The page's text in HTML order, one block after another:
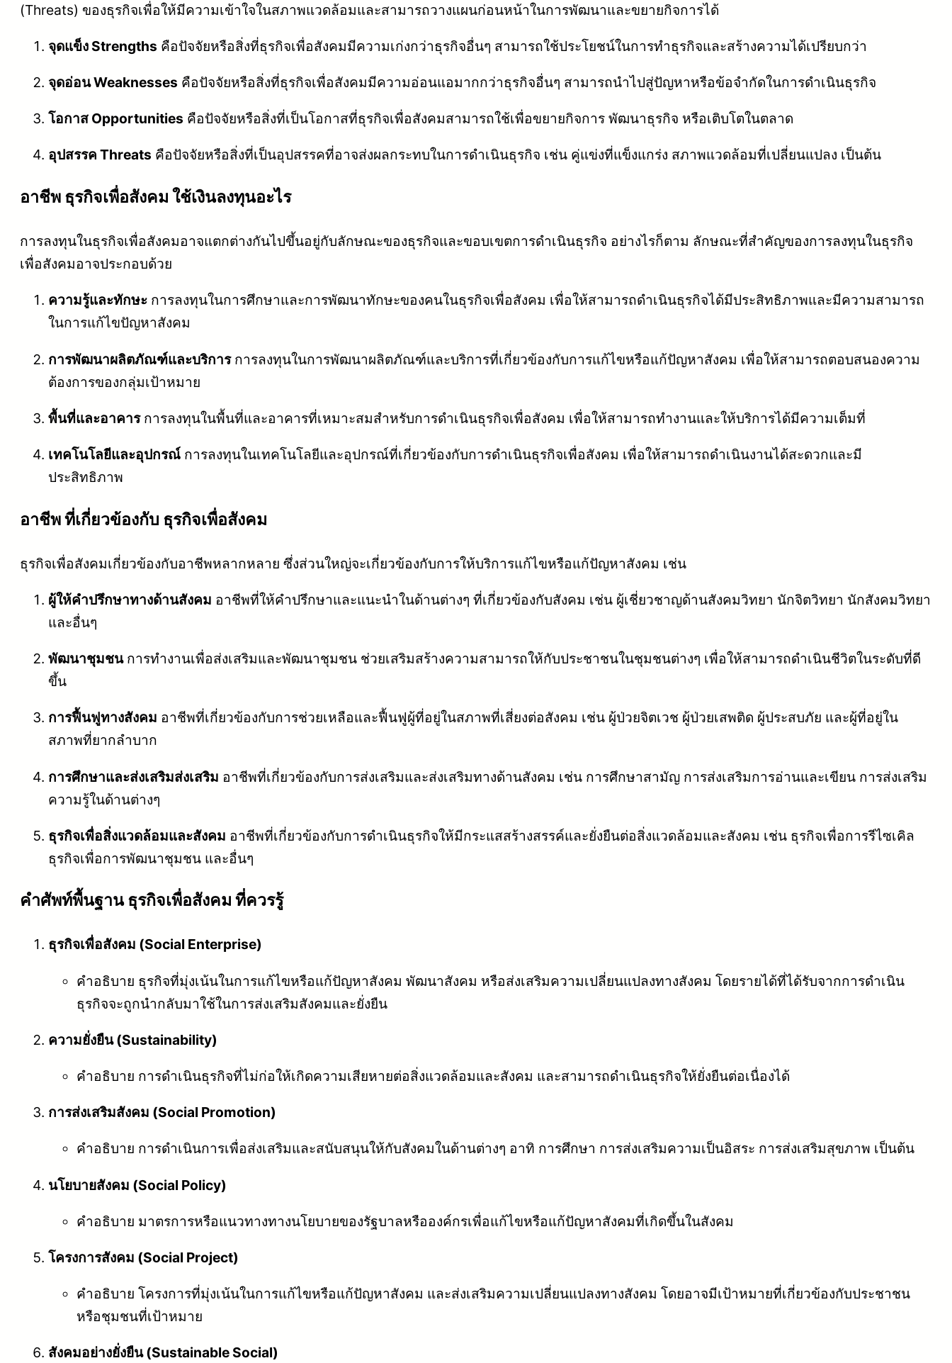
(Threats) ของธุรกิจเพื่อให้มีความเข้าใจในสภาพแวดล้อมและสามารถวางแผนก่อนหน้าในการพัฒนาและขยายกิจการได้
จุดแข็ง Strengths คือปัจจัยหรือสิ่งที่ธุรกิจเพื่อสังคมมีความเก่งกว่าธุรกิจอื่นๆ สามารถใช้ประโยชน์ในการทำธุรกิจและสร้างความได้เปรียบกว่า
จุดอ่อน Weaknesses คือปัจจัยหรือสิ่งที่ธุรกิจเพื่อสังคมมีความอ่อนแอมากกว่าธุรกิจอื่นๆ สามารถนำไปสู่ปัญหาหรือข้อจำกัดในการดำเนินธุรกิจ
โอกาส Opportunities คือปัจจัยหรือสิ่งที่เป็นโอกาสที่ธุรกิจเพื่อสังคมสามารถใช้เพื่อขยายกิจการ พัฒนาธุรกิจ หรือเติบโตในตลาด
อุปสรรค Threats คือปัจจัยหรือสิ่งที่เป็นอุปสรรคที่อาจส่งผลกระทบในการดำเนินธุรกิจ เช่น คู่แข่งที่แข็งแกร่ง สภาพแวดล้อมที่เปลี่ยนแปลง เป็นต้น
อาชีพ ธุรกิจเพื่อสังคม ใช้เงินลงทุนอะไร
การลงทุนในธุรกิจเพื่อสังคมอาจแตกต่างกันไปขึ้นอยู่กับลักษณะของธุรกิจและขอบเขตการดำเนินธุรกิจ อย่างไรก็ตาม ลักษณะที่สำคัญของการลงทุนในธุรกิจ
เพื่อสังคมอาจประกอบด้วย
ความรู้และทักษะ การลงทุนในการศึกษาและการพัฒนาทักษะของคนในธุรกิจเพื่อสังคม เพื่อให้สามารถดำเนินธุรกิจได้มีประสิทธิภาพและมีความสามารถ
ในการแก้ไขปัญหาสังคม
การพัฒนาผลิตภัณฑ์และบริการการลงทุนในการพัฒนาผลิตภัณฑ์และบริการที่เกี่ยวข้องกับการแก้ไขหรือแก้ปัญหาสังคม เพื่อให้สามารถตอบสนองความ
ต้องการของกลุ่มเป้าหมาย
พื้นที่และอาคารการลงทุนในพื้นที่และอาคารที่เหมาะสมสำหรับการดำเนินธุรกิจเพื่อสังคม เพื่อให้สามารถทำงานและให้บริการได้มีความเต็มที่
เทคโนโลยีและอุปกรณ์ การลงทุนในเทคโนโลยีและอุปกรณ์ที่เกี่ยวข้องกับการดำเนินธุรกิจเพื่อสังคม เพื่อให้สามารถดำเนินงานได้สะดวกและมี
ประสิทธิภาพ
อาชีพ ที่เกี่ยวข้องกับ ธุรกิจเพื่อสังคม
ธุรกิจเพื่อสังคมเกี่ยวข้องกับอาชีพหลากหลาย ซึ่งส่วนใหญ่จะเกี่ยวข้องกับการให้บริการแก้ไขหรือแก้ปัญหาสังคม เช่น
ผู้ให้คำปรึกษาทางด้านสังคม อาชีพที่ให้คำปรึกษาและแนะนำในด้านต่างๆ ที่เกี่ยวข้องกับสังคม เช่น ผู้เชี่ยวชาญด้านสังคมวิทยา นักจิตวิทยา นักสังคมวิทยา
และอื่นๆ
พัฒนาชุมชนการทำงานเพื่อส่งเสริมและพัฒนาชุมชน ช่วยเสริมสร้างความสามารถให้กับประชาชนในชุมชนต่างๆ เพื่อให้สามารถดำเนินชีวิตในระดับที่ดี
ขึ้น
การฟื้นฟูทางสังคม อาชีพที่เกี่ยวข้องกับการช่วยเหลือและฟื้นฟูผู้ที่อยู่ในสภาพที่เสี่ยงต่อสังคม เช่น ผู้ป่วยจิตเวช ผู้ป่วยเสพติด ผู้ประสบภัย และผู้ที่อยู่ใน
สภาพที่ยากลำบาก
การศึกษาและส่งเสริมส่งเสริม อาชีพที่เกี่ยวข้องกับการส่งเสริมและส่งเสริมทางด้านสังคม เช่น การศึกษาสามัญ การส่งเสริมการอ่านและเขียน การส่งเสริม
ความรู้ในด้านต่างๆ
ธุรกิจเพื่อสิ่งแวดล้อมและสังคม อาชีพที่เกี่ยวข้องกับการดำเนินธุรกิจให้มีกระแสสร้างสรรค์และยั่งยืนต่อสิ่งแวดล้อมและสังคม เช่น ธุรกิจเพื่อการรีไซเคิล
ธุรกิจเพื่อการพัฒนาชุมชน และอื่นๆ
คําศัพท์พื้นฐาน ธุรกิจเพื่อสังคม ที่ควรรู้
ธุรกิจเพื่อสังคม (Social Enterprise)
คำอธิบาย ธุรกิจที่มุ่งเน้นในการแก้ไขหรือแก้ปัญหาสังคม พัฒนาสังคม หรือส่งเสริมความเปลี่ยนแปลงทางสังคม โดยรายได้ที่ได้รับจากการดำเนิน
ธุรกิจจะถูกนำกลับมาใช้ในการส่งเสริมสังคมและยั่งยืน
ความยั่งยืน (Sustainability)
คำอธิบาย การดำเนินธุรกิจที่ไม่ก่อให้เกิดความเสียหายต่อสิ่งแวดล้อมและสังคม และสามารถดำเนินธุรกิจให้ยั่งยืนต่อเนื่องได้
การส่งเสริมสังคม (Social Promotion)
คำอธิบาย การดำเนินการเพื่อส่งเสริมและสนับสนุนให้กับสังคมในด้านต่างๆ อาทิ การศึกษา การส่งเสริมความเป็นอิสระ การส่งเสริมสุขภาพ เป็นต้น
นโยบายสังคม (Social Policy)
คำอธิบาย มาตรการหรือแนวทางทางนโยบายของรัฐบาลหรือองค์กรเพื่อแก้ไขหรือแก้ปัญหาสังคมที่เกิดขึ้นในสังคม
โครงการสังคม (Social Project)
คำอธิบาย โครงการที่มุ่งเน้นในการแก้ไขหรือแก้ปัญหาสังคม และส่งเสริมความเปลี่ยนแปลงทางสังคม โดยอาจมีเป้าหมายที่เกี่ยวข้องกับประชาชน
หรือชุมชนที่เป้าหมาย
สังคมอย่างยั่งยืน (Sustainable Social)